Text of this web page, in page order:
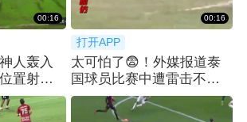
00:16
人轰入
置射门
00:16
打开APP
太可怕了😨！外媒报道泰
国球员比赛中遭雷击不幸
去世